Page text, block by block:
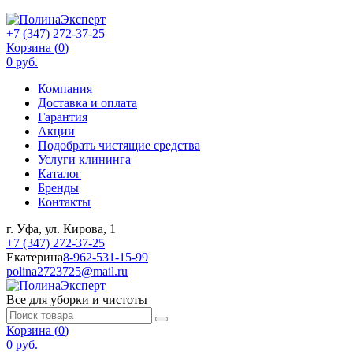
+7 (347) 272-37-25
Корзина (0)
0 руб.
Компания
Доставка и оплата
Гарантия
Акции
Подобрать чистящие средства
Услуги клининга
Каталог
Бренды
Контакты
г. Уфа, ул. Кирова, 1
+7 (347) 272-37-25
Екатерина8-962-531-15-99
polina2723725@mail.ru
Все для уборки и чистоты
Корзина (0)
0 руб.